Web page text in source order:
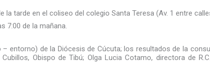
la tarde en el coliseo del colegio Santa Teresa (Av. 1 entre
7:00 de la mañana.
entorno) de la Diócesis de Cúcuta; los resultados de la
Obispo de Tibú; Olga Lucia Cotamo, directora de